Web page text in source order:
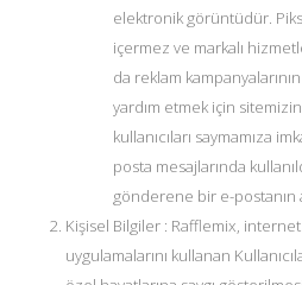
elektronik görüntüdür.
içermez ve markalı
da reklam
yardım etmek için
kullanıcıları saymamıza
posta mesajlarında
gönderene bir e-postanın
Kişisel Bilgiler : Rafflemix,
uygulamalarını kullanan